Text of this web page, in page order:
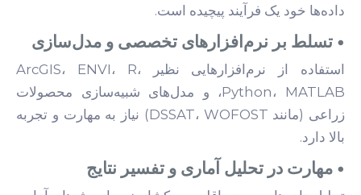
داده‌ها خود یک فرآیند پیچیده است.
• تسلط بر نرم‌افزارهای تخصصی و مدل‌سازی
استفاده از نرم‌افزارهایی نظیر ArcGIS، ENVI، R،
Python، MATLAB، و مدل‌های شبیه‌سازی محصولات
زراعی (مانند DSSAT، WOFOST) نیاز به مهارت و تجربه
بالا دارد.
• مهارت در تحلیل آماری و تفسیر نتایج